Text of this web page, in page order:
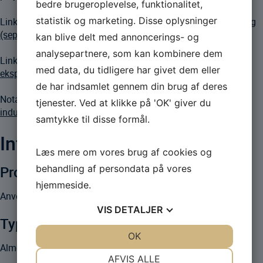
Link til analysen: Analyse af dansk maritim anvendt forskning
(september 2020)
Link til anden fase af analysen: Danske Maritimes
eksportanalyse (marts 2021)
Notat om analysen:DM-COWI notat om maritim
industrieksport-2021
Information
Projektnavn:
Anvendt maritim forskning i Danmark
Type:
Almennyttigt
bedre brugeroplevelse, funktionalitet,
statistik og marketing. Disse oplysninger
kan blive delt med annoncerings- og
analysepartnere, som kan kombinere dem
med data, du tidligere har givet dem eller
de har indsamlet gennem din brug af deres
tjenester. Ved at klikke på 'OK' giver du
samtykke til disse formål.
Læs mere om vores brug af cookies og
behandling af persondata på vores
hjemmeside.
VIS DETALJER
AFVIS ALLE
OK